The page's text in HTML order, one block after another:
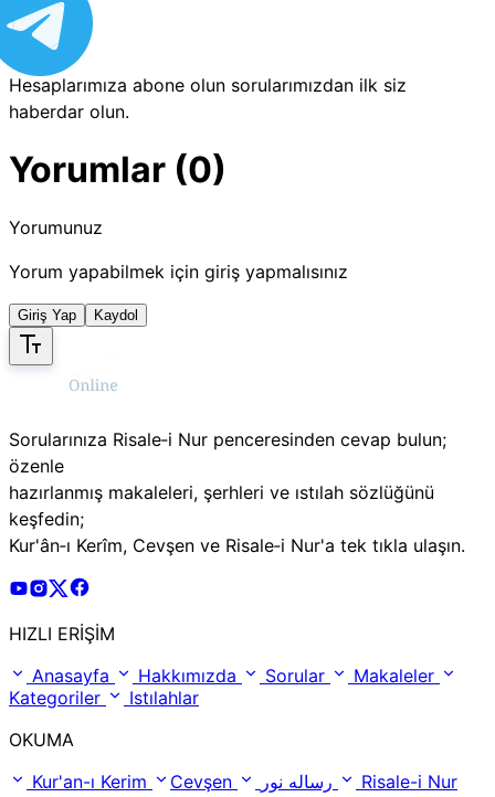
Hesaplarımıza abone olun sorularımızdan ilk siz
haberdar olun.
Yorumlar (0)
Yorumunuz
Yorum yapabilmek için giriş yapmalısınız
Giriş Yap Kaydol
Sorularınıza Risale‑i Nur penceresinden cevap bulun;
özenle
hazırlanmış makaleleri, şerhleri ve ıstılah sözlüğünü
keşfedin;
Kur'ân‑ı Kerîm, Cevşen ve Risale‑i Nur'a tek tıkla ulaşın.
Risale Online Youtube Hesabı
Risale Online Instagram Hesabı
Risale Online X Hesabı
HIZLI ERİŞİM
Anasayfa
Hakkımızda Sorular
Makaleler
Kategoriler
Istılahlar
OKUMA
Kur'an-ı Kerim
Cevşen Risale-i Nur